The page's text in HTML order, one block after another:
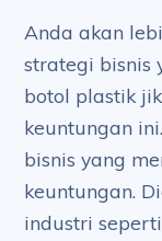
Anda akan
strategi bisnis
botol plastik
keuntungan
bisnis yang
keuntungan.
industri